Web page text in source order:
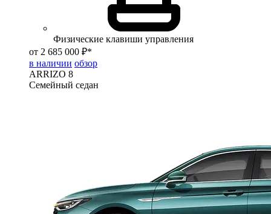
Физические клавиши управления
от 2 685 000 ₽*
в наличии обзор
ARRIZO 8
Семейный седан